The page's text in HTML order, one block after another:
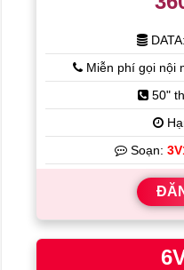
Miễn phí gọi nội
50"
Soạn: